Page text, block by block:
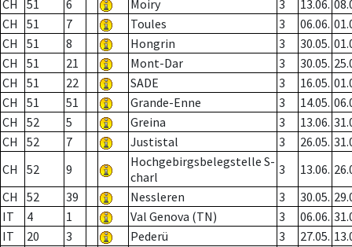
CH 51 6 Moiry 3 13.06.
CH
51 7 Toules 3 06.06.
CH
51 8 Hongrin 3 30.05.
CH
51 21 Mont-Dar 3 30.05.
CH
51 22 SADE 3 16.05.
CH
51 51 Grande-Enne 3 14.05.
CH
52 5 Greina 3 13.06.
CH
52 7 Justistal 3 26.05.
CH
52 9
Hochgebirgsbelegstelle S-
charl
3 13.06.
CH
52 39 Nessleren 3 30.05.
IT
4 1 Val Genova (TN) 3 06.06.
IT
20 3 Pederü 3 27.05.